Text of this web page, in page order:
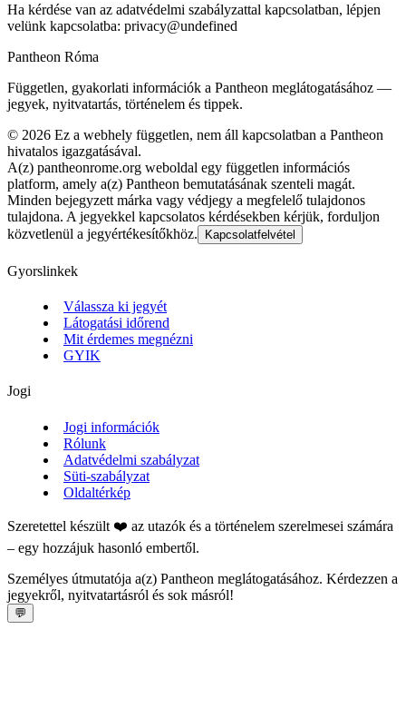
Ha kérdése van az adatvédelmi szabályzattal kapcsolatban, lépjen
velünk kapcsolatba: privacy@undefined
Pantheon Róma
Független, gyakorlati információk a Pantheon meglátogatásához —
jegyek, nyitvatartás, történelem és tippek.
© 2026 Ez a webhely független, nem áll kapcsolatban a Pantheon
hivatalos igazgatásával.
A(z) pantheonrome.org weboldal egy független információs
platform, amely a(z) Pantheon bemutatásának szenteli magát.
Minden bejegyzett márka vagy védjegy a megfelelő tulajdonos
tulajdona. A jegyekkel kapcsolatos kérdésekben kérjük, forduljon
közvetlenül a jegyértékesítőkhöz.
Kapcsolatfelvétel
Gyorslinkek
Válassza ki jegyét
Látogatási időrend
Mit érdemes megnézni
GYIK
Jogi
Jogi információk
Rólunk
Adatvédelmi szabályzat
Süti-szabályzat
Oldaltérkép
Szeretettel készült ❤️ az utazók és a történelem szerelmesei számára
– egy hozzájuk hasonló embertől.
Személyes útmutatója a(z) Pantheon meglátogatásához. Kérdezzen a
jegyekről, nyitvatartásról és sok másról!
💬